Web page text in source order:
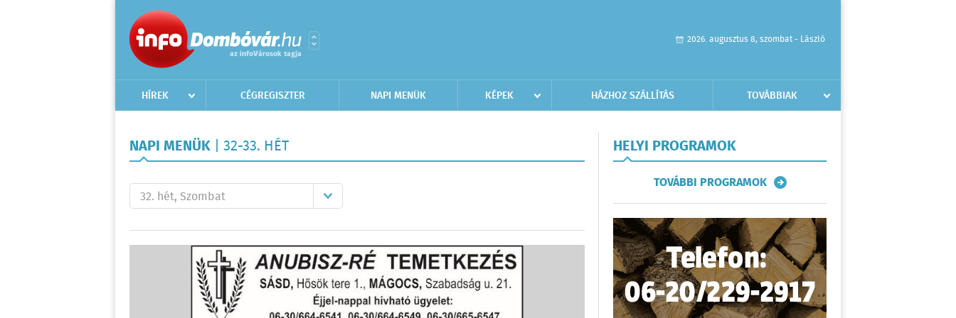
2026. augusztus 8, szombat - László
HÍREK CÉGREGISZTER NAPI MENÜK KÉPEK HÁZHOZ SZÁLLÍTÁS TOVÁBBIAK
NAPI MENÜK | 32-33. HÉT HELYI PROGRAMOK
TOVÁBBI PROGRAMOK